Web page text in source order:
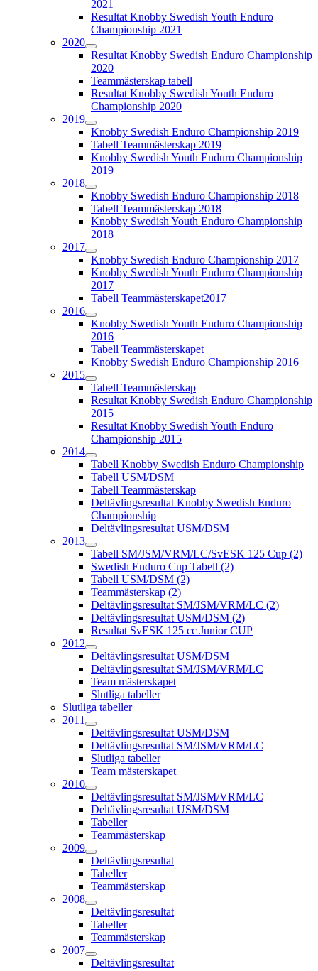
2021
Resultat Knobby Swedish Youth Enduro
Championship 2021
2020
Resultat Knobby Swedish Enduro Championship
2020
Teammästerskap tabell
Resultat Knobby Swedish Youth Enduro
Championship 2020
2019
Knobby Swedish Enduro Championship 2019
Tabell Teammästerskap 2019
Knobby Swedish Youth Enduro Championship
2019
2018
Knobby Swedish Enduro Championship 2018
Tabell Teammästerskap 2018
Knobby Swedish Youth Enduro Championship
2018
2017
Knobby Swedish Enduro Championship 2017
Knobby Swedish Youth Enduro Championship
2017
Tabell Teammästerskapet2017
2016
Knobby Swedish Youth Enduro Championship
2016
Tabell Teammästerskapet
Knobby Swedish Enduro Championship 2016
2015
Tabell Teammästerskap
Resultat Knobby Swedish Enduro Championship
2015
Resultat Knobby Swedish Youth Enduro
Championship 2015
2014
Tabell Knobby Swedish Enduro Championship
Tabell USM/DSM
Tabell Teammästerskap
Deltävlingsresultat Knobby Swedish Enduro
Championship
Deltävlingsresultat USM/DSM
2013
Tabell SM/JSM/VRM/LC/SvESK 125 Cup (2)
Swedish Enduro Cup Tabell (2)
Tabell USM/DSM (2)
Teammästerskap (2)
Deltävlingsresultat SM/JSM/VRM/LC (2)
Deltävlingsresultat USM/DSM (2)
Resultat SvESK 125 cc Junior CUP
2012
Deltävlingsresultat USM/DSM
Deltävlingsresultat SM/JSM/VRM/LC
Team mästerskapet
Slutliga tabeller
Slutliga tabeller
2011
Deltävlingsresultat USM/DSM
Deltävlingsresultat SM/JSM/VRM/LC
Slutliga tabeller
Team mästerskapet
2010
Deltävlingsresultat SM/JSM/VRM/LC
Deltävlingsresultat USM/DSM
Tabeller
Teammästerskap
2009
Deltävlingsresultat
Tabeller
Teammästerskap
2008
Deltävlingsresultat
Tabeller
Teammästerskap
2007
Deltävlingsresultat